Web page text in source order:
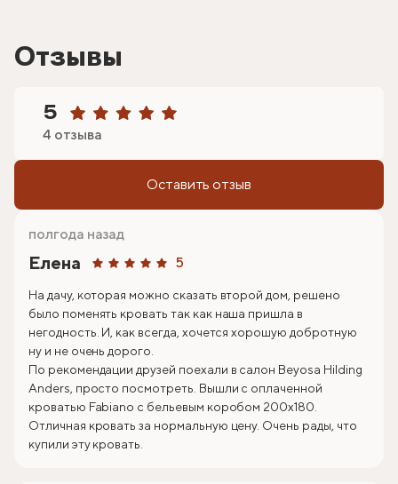
Отзывы
5
4 отзыва
Оставить отзыв
Елена 5
полгода назад
На дачу, которая можно сказать второй дом, решено
было поменять кровать так как наша пришла в
негодность. И, как всегда, хочется хорошую добротную
ну и не очень дорого.
По рекомендации друзей поехали в салон Beyosa Hilding
Anders, просто посмотреть. Вышли с оплаченной
кроватью Fabiano с бельевым коробом 200х180.
Отличная кровать за нормальную цену. Очень рады, что
купили эту кровать.